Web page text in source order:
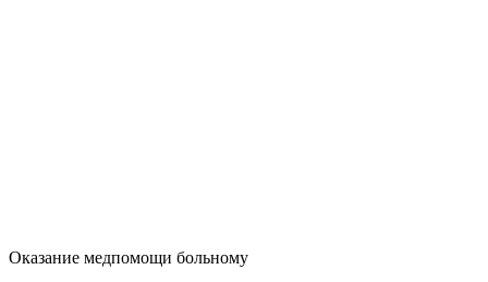
Оказание медпомощи больному